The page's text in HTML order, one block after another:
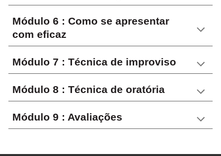
Módulo 6 : Como se apresentar
com eficaz
Módulo 7 : Técnica de improviso
Módulo 8 : Técnica de oratória
Módulo 9 : Avaliações